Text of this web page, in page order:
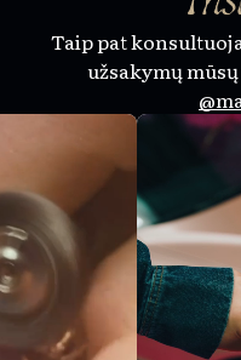
Taip pat
užsakymų